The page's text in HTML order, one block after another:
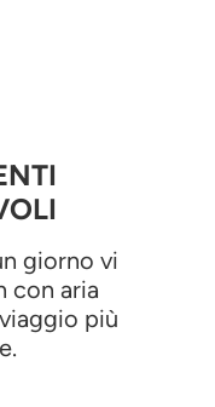
giorno vi
con aria
più